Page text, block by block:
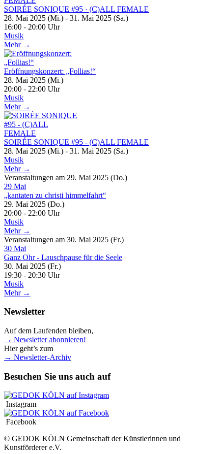
SOIRÉE SONIQUE #95 · (C)ALL FEMALE
28. Mai 2025 (Mi.) - 31. Mai 2025 (Sa.)
16:00 - 20:00 Uhr
Musik
Mehr →
Eröffnungskonzert: „Follias!“
28. Mai 2025 (Mi.)
20:00 - 22:00 Uhr
Musik
Mehr →
SOIRÉE SONIQUE #95 - (C)ALL FEMALE
28. Mai 2025 (Mi.) - 31. Mai 2025 (Sa.)
Musik
Mehr →
Veranstaltungen am 29. Mai 2025 (Do.)
29 Mai
„kantaten zu christi himmelfahrt“
29. Mai 2025 (Do.)
20:00 - 22:00 Uhr
Musik
Mehr →
Veranstaltungen am 30. Mai 2025 (Fr.)
30 Mai
Ganz Ohr - Lauschpause für die Seele
30. Mai 2025 (Fr.)
19:30 - 20:30 Uhr
Musik
Mehr →
Newsletter
Auf dem Laufenden bleiben,
→ Newsletter abonnieren!
Hier geht’s zum
→ Newsletter-Archiv
Besuchen Sie uns auch auf
Instagram
Facebook
© GEDOK KÖLN Gemeinschaft der Künstlerinnen und
Kunstförderer e.V.